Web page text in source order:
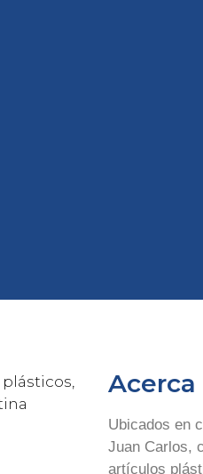
Acerca
Ubicados en
Juan Carlos,
artículos